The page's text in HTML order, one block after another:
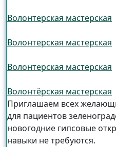
Волонтерская мастерская
Волонтерская мастерская
Волонтерская мастерская
Волонтёрская мастерская
Приглашаем всех
для пациентов
новогодние гипсовые
навыки не требуются.